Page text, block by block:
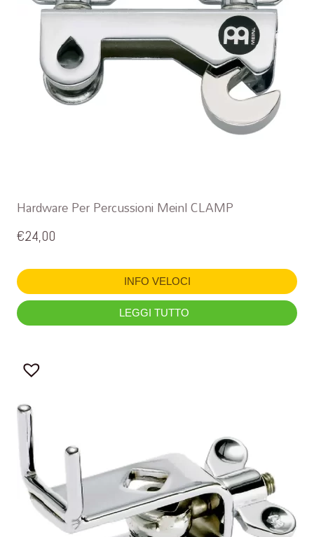
Hardware Per Percussioni Meinl CLAMP
€24,00
INFO VELOCI
LEGGI TUTTO